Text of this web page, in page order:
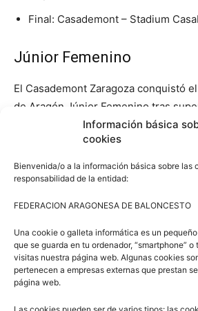
Información básica
cookies
Bienvenida/o a la información básica sobre las
responsabilidad de la entidad:
FEDERACION ARAGONESA DE BALONCESTO
Una cookie o galleta informática es un
que se guarda en tu ordenador, “smartphone”
visitas nuestra página web. Algunas cookies
pertenecen a empresas externas que prestan
página web.
Las cookies pueden ser de varios tipos: las
Final: Casademont – Stadium
Júnior Femenino
El Casademont Zaragoza conquistó
de Aragón Júnior Femenino tras
al CN Helios (64-46), con un gran
tanto en la pista como en las gradas
Municipal de Deportes de Utebo.
eliminatorias. Casademont (1º) se
Augusto Salas (8º) (85-37); CN
Helios Fundación (7º) (78-20);
hizo valer su buena segunda parte
(6º) (51-31). Mientras que el Reino de